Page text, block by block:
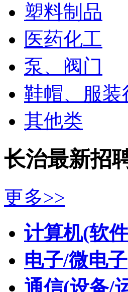
塑料制品
医药化工
泵、阀门
鞋帽、服装
其他类
长治最新招
更多>>
计算机(软
电子/微电
通信(设备/